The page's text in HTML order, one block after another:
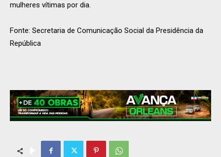
mulheres vítimas por dia.
Fonte: Secretaria de Comunicação Social da Presidência da
República